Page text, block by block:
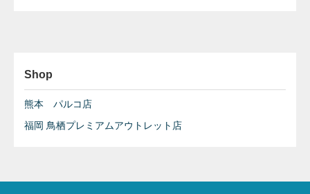
Shop
熊本 パルコ店
福岡 鳥栖プレミアムアウトレット店